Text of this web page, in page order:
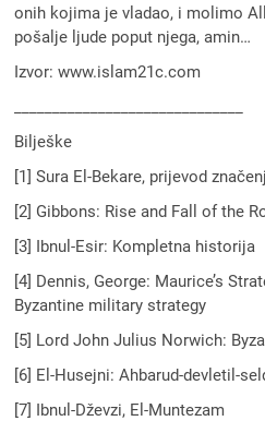
onih kojima je vladao, i molimo
pošalje ljude poput njega, amin…
Izvor: www.islam21c.com
Bilješke
[1] Sura El-Bekare, prijevod
[2] Gibbons: Rise and Fall of the
[3] Ibnul-Esir: Kompletna historija
[4] Dennis, George: Maurice’s
Byzantine military strategy
[5] Lord John Julius Norwich:
[6] El-Husejni: Ahbarud-devletil-
[7] Ibnul-Dževzi, El-Muntezam